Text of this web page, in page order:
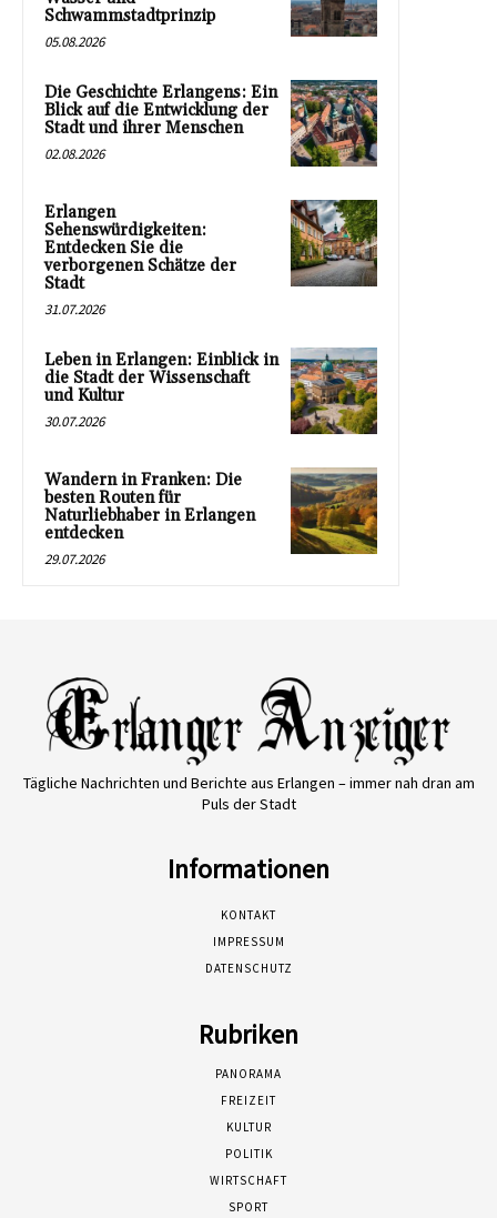
Schwammstadtprinzip
05.08.2026
Die Geschichte Erlangens: Ein
Blick auf die Entwicklung der
Stadt und ihrer Menschen
02.08.2026
Erlangen
Sehenswürdigkeiten:
Entdecken Sie die
verborgenen Schätze der
Stadt
31.07.2026
Leben in Erlangen: Einblick in
die Stadt der Wissenschaft
und Kultur
30.07.2026
Wandern in Franken: Die
besten Routen für
Naturliebhaber in Erlangen
entdecken
29.07.2026
Tägliche Nachrichten und Berichte aus Erlangen – immer nah dran am
Puls der Stadt
Informationen
KONTAKT
IMPRESSUM
DATENSCHUTZ
Rubriken
PANORAMA
FREIZEIT
KULTUR
POLITIK
WIRTSCHAFT
SPORT